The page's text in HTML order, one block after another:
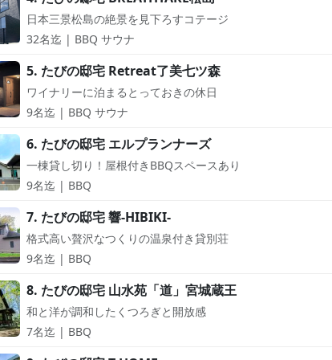
日本三景松島の絶景を見下ろすコテージ
32名迄 | BBQ サウナ
5. たびの邸宅 Retreat了美七ツ森
ワイナリーに泊まるとっておきの休日
9名迄 | BBQ サウナ
6. たびの邸宅 エルプランナーズ
一棟貸し切り！屋根付きBBQスペースあり
9名迄 | BBQ
7. たびの邸宅 響-HIBIKI-
格式高い贅沢なつくりの温泉付き貸別荘
9名迄 | BBQ
8. たびの邸宅 山水苑「道」宮城蔵王
和と洋が調和したくつろぎと開放感
7名迄 | BBQ